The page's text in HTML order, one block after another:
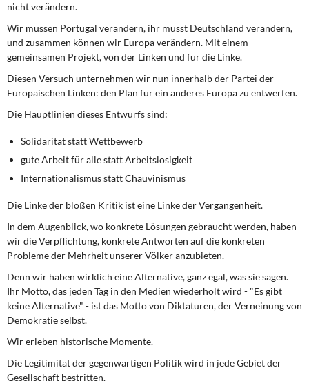
nicht verändern.
Wir müssen Portugal verändern, ihr müsst Deutschland verändern,
und zusammen können wir Europa verändern. Mit einem
gemeinsamen Projekt, von der Linken und für die Linke.
Diesen Versuch unternehmen wir nun innerhalb der Partei der
Europäischen Linken: den Plan für ein anderes Europa zu entwerfen.
Die Hauptlinien dieses Entwurfs sind:
Solidarität statt Wettbewerb
gute Arbeit für alle statt Arbeitslosigkeit
Internationalismus statt Chauvinismus
Die Linke der bloßen Kritik ist eine Linke der Vergangenheit.
In dem Augenblick, wo konkrete Lösungen gebraucht werden, haben
wir die Verpflichtung, konkrete Antworten auf die konkreten
Probleme der Mehrheit unserer Völker anzubieten.
Denn wir haben wirklich eine Alternative, ganz egal, was sie sagen.
Ihr Motto, das jeden Tag in den Medien wiederholt wird - "Es gibt
keine Alternative" - ist das Motto von Diktaturen, der Verneinung von
Demokratie selbst.
Wir erleben historische Momente.
Die Legitimität der gegenwärtigen Politik wird in jede Gebiet der
Gesellschaft bestritten.